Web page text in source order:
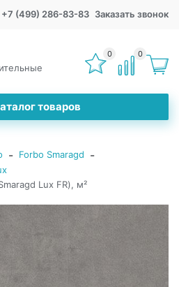
+7 (499) 286-83-83 Заказать звонок
товаров
0 0
- Forbo Smaragd -
Lux FR), м²